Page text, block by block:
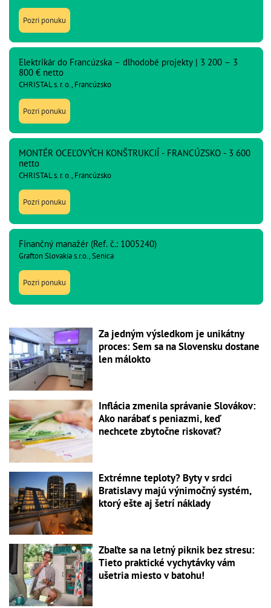
Pozri ponuku
Elektrikár do Francúzska – dlhodobé projekty | 3 200 – 3
800 € netto
CHRISTAL s. r. o., Francúzsko
Pozri ponuku
MONTÉR OCEĽOVÝCH KONŠTRUKCIÍ - FRANCÚZSKO - 3 600
netto
CHRISTAL s. r. o., Francúzsko
Pozri ponuku
Finančný manažér (Ref. č.: 1005240)
Grafton Slovakia s.r.o., Senica
Pozri ponuku
Za jedným výsledkom je unikátny
proces: Sem sa na Slovensku dostane
len málokto
Inflácia zmenila správanie Slovákov:
Ako narábať s peniazmi, keď
nechcete zbytočne riskovať?
Extrémne teploty? Byty v srdci
Bratislavy majú výnimočný systém,
ktorý ešte aj šetrí náklady
Zbaľte sa na letný piknik bez stresu:
Tieto praktické vychytávky vám
ušetria miesto v batohu!